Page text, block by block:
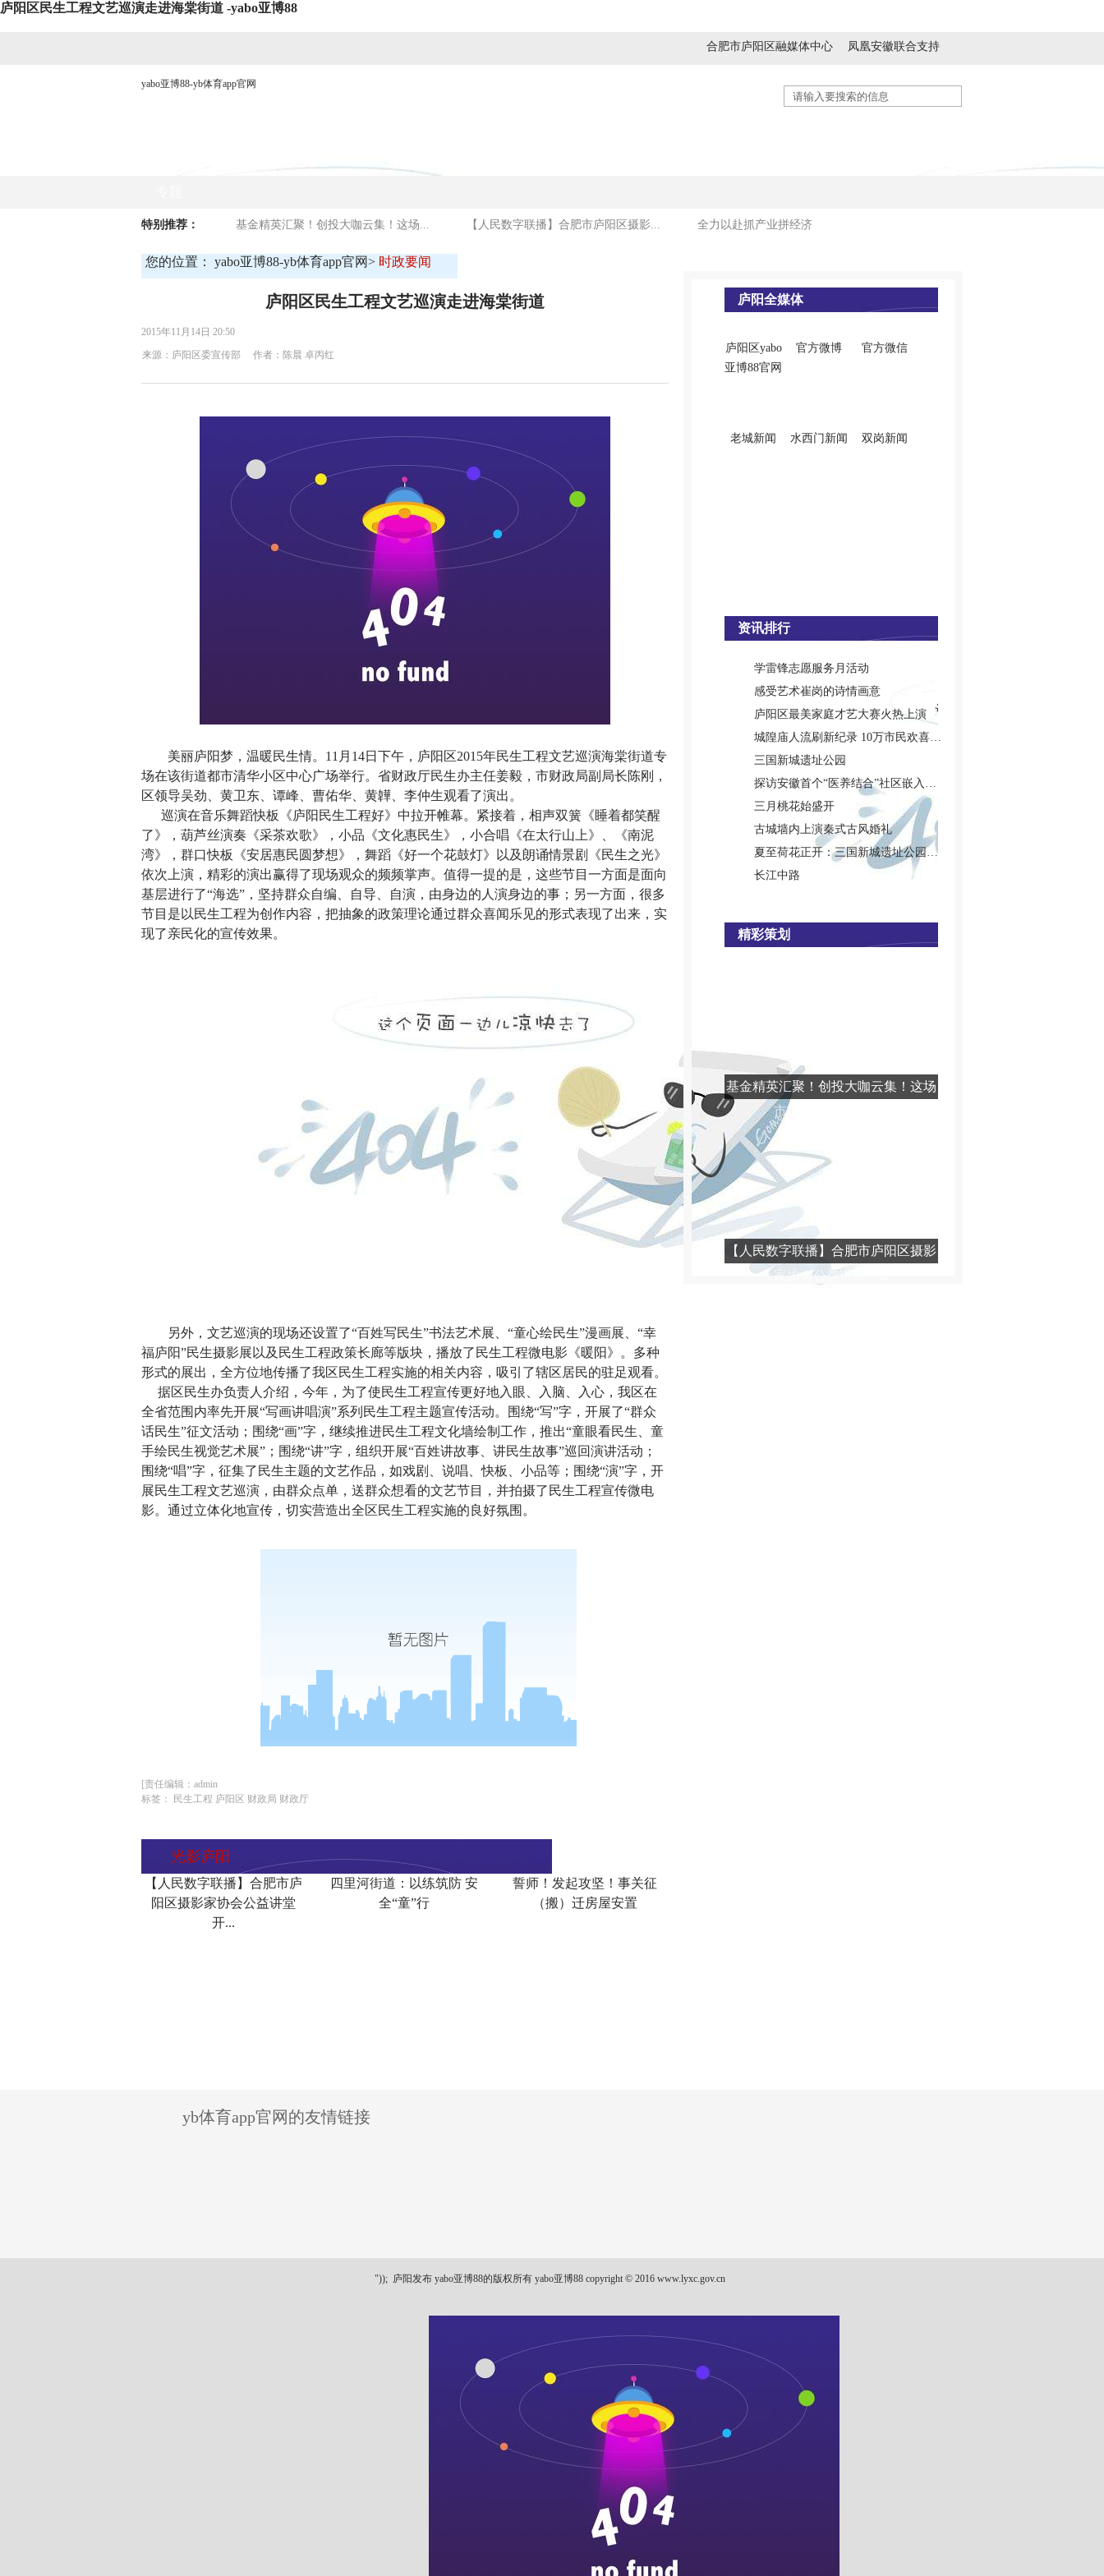
庐阳区民生工程文艺巡演走进海棠街道 -yabo亚博88
凤凰安徽联合支持
合肥市庐阳区融媒体中心
yabo亚博88-yb体育app官网
特别推荐： 基金精英汇聚！创投大咖云集！这场... 【人民数字联播】合肥市庐阳区摄影... 全力以赴抓产业拼经济
您的位置： yabo亚博88-yb体育app官网> 时政要闻
庐阳区民生工程文艺巡演走进海棠街道
2015年11月14日 20:50
来源：庐阳区委宣传部 作者：陈晨 卓丙红
美丽庐阳梦，温暖民生情。11月14日下午，庐阳区2015年民生工程文艺巡演海棠街道专
场在该街道都市清华小区中心广场举行。省财政厅民生办主任姜毅，市财政局副局长陈刚，
区领导吴劲、黄卫东、谭峰、曹佑华、黄韡、李仲生观看了演出。
巡演在音乐舞蹈快板《庐阳民生工程好》中拉开帷幕。紧接着，相声双簧《睡着都笑醒
了》，葫芦丝演奏《采茶欢歌》，小品《文化惠民生》，小合唱《在太行山上》、《南泥
湾》，群口快板《安居惠民圆梦想》，舞蹈《好一个花鼓灯》以及朗诵情景剧《民生之光》
依次上演，精彩的演出赢得了现场观众的频频掌声。值得一提的是，这些节目一方面是面向
基层进行了“海选”，坚持群众自编、自导、自演，由身边的人演身边的事；另一方面，很多
节目是以民生工程为创作内容，把抽象的政策理论通过群众喜闻乐见的形式表现了出来，实
现了亲民化的宣传效果。
另外，文艺巡演的现场还设置了“百姓写民生”书法艺术展、“童心绘民生”漫画展、“幸
福庐阳”民生摄影展以及民生工程政策长廊等版块，播放了民生工程微电影《暖阳》。多种
形式的展出，全方位地传播了我区民生工程实施的相关内容，吸引了辖区居民的驻足观看。
据区民生办负责人介绍，今年，为了使民生工程宣传更好地入眼、入脑、入心，我区在
全省范围内率先开展“写画讲唱演”系列民生工程主题宣传活动。围绕“写”字，开展了“群众
话民生”征文活动；围绕“画”字，继续推进民生工程文化墙绘制工作，推出“童眼看民生、童
手绘民生视觉艺术展”；围绕“讲”字，组织开展“百姓讲故事、讲民生故事”巡回演讲活动；
围绕“唱”字，征集了民生主题的文艺作品，如戏剧、说唱、快板、小品等；围绕“演”字，开
展民生工程文艺巡演，由群众点单，送群众想看的文艺节目，并拍摄了民生工程宣传微电
影。通过立体化地宣传，切实营造出全区民生工程实施的良好氛围。
[责任编辑：admin
标签： 民生工程 庐阳区 财政局 财政厅
光影庐阳
【人民数字联播】合肥市庐
阳区摄影家协会公益讲堂
开...
四里河街道：以练筑防 安
全“童”行
誓师！发起攻坚！事关征
（搬）迁房屋安置
庐阳全媒体
庐阳区yabo
亚博88官网
官方微博 官方微信
老城新闻 水西门新闻 双岗新闻
资讯排行
学雷锋志愿服务月活动
感受艺术崔岗的诗情画意
庐阳区最美家庭才艺大赛火热上演
城隍庙人流刷新纪录 10万市民欢喜闹元宵
三国新城遗址公园
探访安徽首个“医养结合”社区嵌入式养老院
三月桃花始盛开
古城墙内上演秦式古风婚礼
夏至荷花正开：三国新城遗址公园新荷盛放
长江中路
精彩策划
基金精英汇聚！创投大咖云集！这场
市级竞赛在我区举...
【人民数字联播】合肥市庐阳区摄影
家协会公益讲堂开...
yb体育app官网的友情链接
")); 庐阳发布 yabo亚博88的版权所有 yabo亚博88 copyright © 2016 www.lyxc.gov.cn